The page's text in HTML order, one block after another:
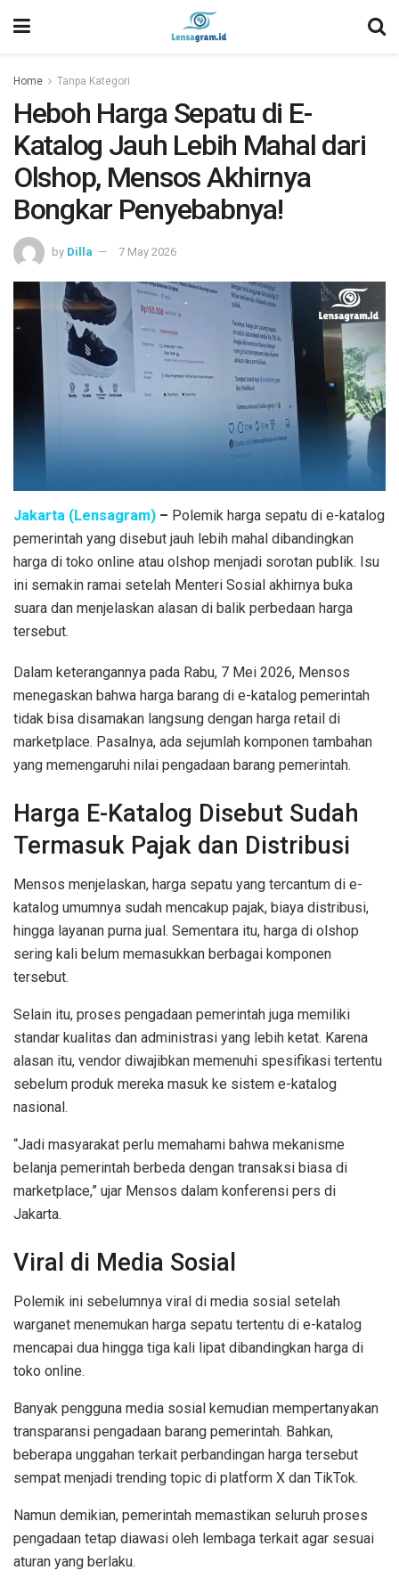
Home Tanpa Kategori
Heboh Harga Sepatu di E-
Katalog Jauh Lebih Mahal dari
Olshop, Mensos Akhirnya
Bongkar Penyebabnya!
by Dilla 7 May 2026
Jakarta (Lensagram) – Polemik harga sepatu di e-katalog
pemerintah yang disebut jauh lebih mahal dibandingkan
harga di toko online atau olshop menjadi sorotan publik. Isu
ini semakin ramai setelah Menteri Sosial akhirnya buka
suara dan menjelaskan alasan di balik perbedaan harga
tersebut.
Dalam keterangannya pada Rabu, 7 Mei 2026, Mensos
menegaskan bahwa harga barang di e-katalog pemerintah
tidak bisa disamakan langsung dengan harga retail di
marketplace. Pasalnya, ada sejumlah komponen tambahan
yang memengaruhi nilai pengadaan barang pemerintah.
Harga E-Katalog Disebut Sudah
Termasuk Pajak dan Distribusi
Mensos menjelaskan, harga sepatu yang tercantum di e-
katalog umumnya sudah mencakup pajak, biaya distribusi,
hingga layanan purna jual. Sementara itu, harga di olshop
sering kali belum memasukkan berbagai komponen
tersebut.
Selain itu, proses pengadaan pemerintah juga memiliki
standar kualitas dan administrasi yang lebih ketat. Karena
alasan itu, vendor diwajibkan memenuhi spesifikasi tertentu
sebelum produk mereka masuk ke sistem e-katalog
nasional.
“Jadi masyarakat perlu memahami bahwa mekanisme
belanja pemerintah berbeda dengan transaksi biasa di
marketplace,” ujar Mensos dalam konferensi pers di
Jakarta.
Viral di Media Sosial
Polemik ini sebelumnya viral di media sosial setelah
warganet menemukan harga sepatu tertentu di e-katalog
mencapai dua hingga tiga kali lipat dibandingkan harga di
toko online.
Banyak pengguna media sosial kemudian mempertanyakan
transparansi pengadaan barang pemerintah. Bahkan,
beberapa unggahan terkait perbandingan harga tersebut
sempat menjadi trending topic di platform X dan TikTok.
Namun demikian, pemerintah memastikan seluruh proses
pengadaan tetap diawasi oleh lembaga terkait agar sesuai
aturan yang berlaku.